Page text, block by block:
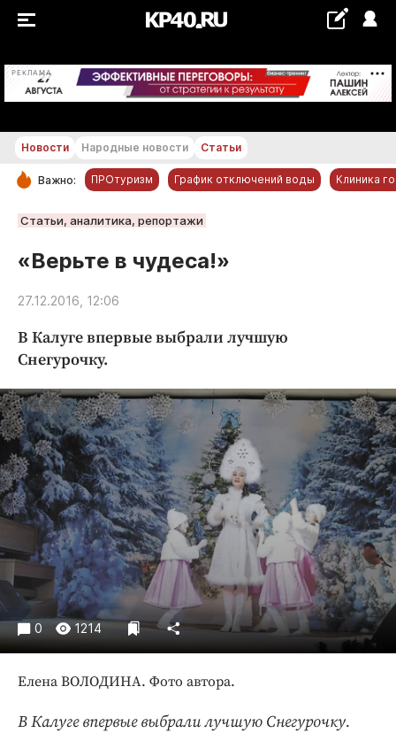
РЕКЛАМА +22...+23 °С
РУБРИКИ
Новости компаний
Статьи
Народные новости
Авто и транспорт
Криминал
Культура
Недвижимость и ЖКХ
Образование
Общество
Погода
Праздники
Происшествия
Спорт
Экономика и бизнес
ПРОЕКТЫ
Блоги
Новости Народные новости Статьи
Важно: ПРОтуризм График отключений воды Клиника
Статьи, аналитика, репортажи
«Верьте в чудеса!»
27.12.2016, 12:06
В Калуге впервые выбрали лучшую
Снегурочку.
0 1214
Елена ВОЛОДИНА. Фото автора.
В Калуге впервые выбрали лучшую Снегурочку.